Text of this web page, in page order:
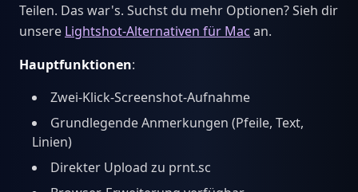
Teilen. Das war's. Suchst du mehr Optionen? Sieh dir
unsere Lightshot-Alternativen für Mac an.
Hauptfunktionen:
Zwei-Klick-Screenshot-Aufnahme
Grundlegende Anmerkungen (Pfeile, Text,
Linien)
Direkter Upload zu prnt.sc